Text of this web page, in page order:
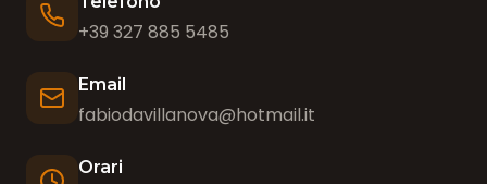
+39 327 885 5485
Email
fabiodavillanova@hotmail.it
Orari